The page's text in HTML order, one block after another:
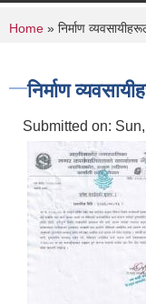
You are
Home » निर्माण
निर्माण
Submitted on: